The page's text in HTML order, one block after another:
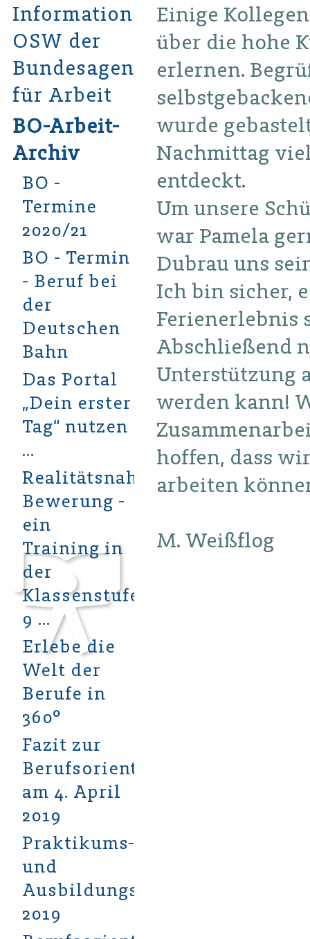
Einige
über die hohe
erlernen.
wurde
Nachmittag
entdeckt.
Um unsere
war Pamela
Dubrau uns
Ich bin sicher,
Ferienerlebnis
Abschließend
Unterstützung
werden kann!
hoffen, dass
arbeiten
M. Weißflog
Informationsseite
OSW der
Bundesagentur
für Arbeit
BO-Arbeit-
Archiv
BO -
Termine
2020/21
BO - Termin
- Beruf bei
der
Deutschen
Bahn
Das Portal
„Dein erster
Tag“ nutzen
…
Realitätsnahe
Bewerung -
ein
Training in
der
Klassenstufe
9 …
Erlebe die
Welt der
Berufe in
360°
Fazit zur
Berufsorientierungsmesse
am 4. April
2019
Praktikums-
und
Ausbildungsmesse
2019